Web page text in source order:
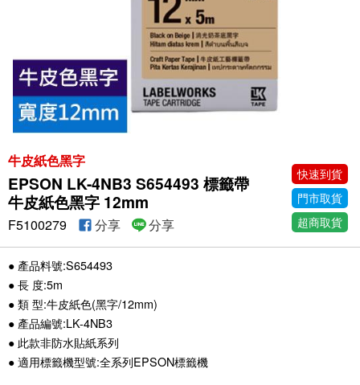
牛皮紙色黑字
EPSON LK-4NB3 S654493 標籤帶
牛皮紙色黑字 12mm
快速到貨
門市取貨
超商取貨
F5100279 分享 分享
● 產品料號:S654493
● 長 度:5m
● 類 型:牛皮紙色(黑字/12mm)
● 產品編號:LK-4NB3
● 此款非防水貼紙系列
● 適用標籤機型號:全系列EPSON標籤機